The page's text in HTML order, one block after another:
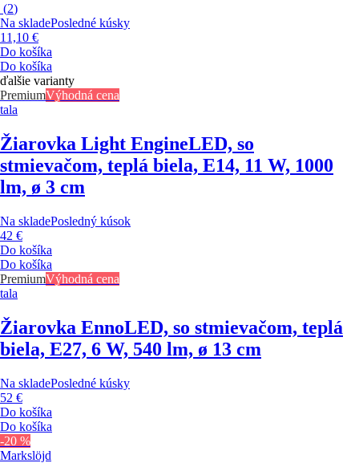
(2)
Na skladePosledné kúsky
11,10 €
Do košíka
Do košíka
ďalšie varianty
PremiumVýhodná cena
tala
Žiarovka Light EngineLED, so
stmievačom, teplá biela, E14, 11 W, 1000
lm, ø 3 cm
Na skladePosledný kúsok
42 €
Do košíka
Do košíka
PremiumVýhodná cena
tala
Žiarovka EnnoLED, so stmievačom, teplá
biela, E27, 6 W, 540 lm, ø 13 cm
Na skladePosledné kúsky
52 €
Do košíka
Do košíka
-20 %
Markslöjd